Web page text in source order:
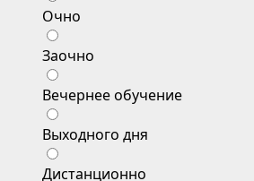
Очно
Заочно
Вечернее обучение
Выходного дня
Дистанционно